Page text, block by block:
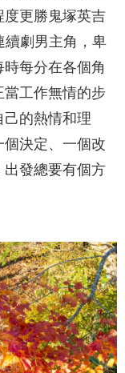
更勝鬼塚英吉
續劇男主角，卑
每分在各個角
工作無情的步
的熱情和理
決定、一個改
發總要有個方